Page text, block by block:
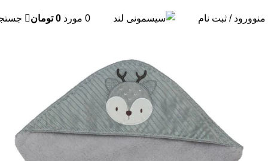
منوورود / ثبت نام 0 مورد 0 تومان